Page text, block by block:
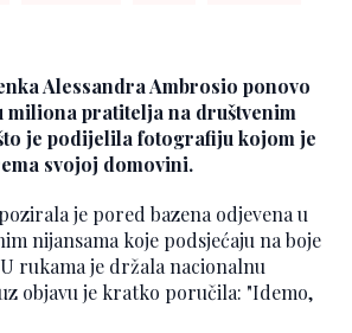
Alessandra Ambrosio ponovo
miliona pratitelja na društvenim
je podijelila fotografiju kojom je
svojoj domovini.
je pored bazena odjevena u
nijansama koje podsjećaju na boje
rukama je držala nacionalnu
objavu je kratko poručila: "Idemo,